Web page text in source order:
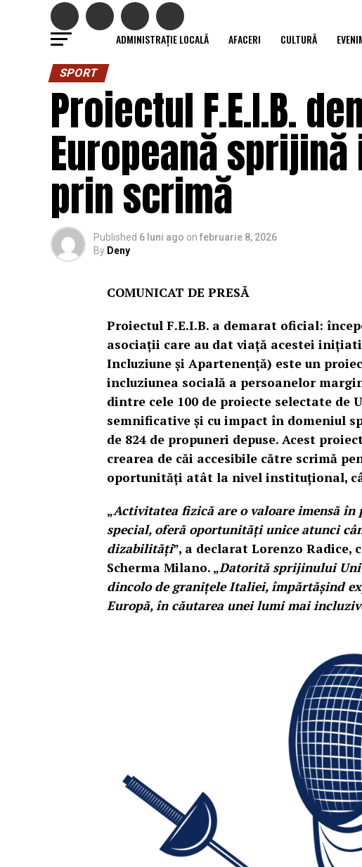
ADMINISTRAȚIE LOCALĂ AFACERI CULTURĂ
SPORT
Proiectul F.E.I.B.
Europeană
prin scrimă
Published 6 luni ago on februarie 8, 2026
By Deny
COMUNICAT DE PRESĂ
Proiectul F.E.I.B. a demarat oficial:
asociații care au dat viață acestei
Incluziune și Apartenență) este un
incluziunea socială a persoanelor
dintre cele 100 de proiecte selectate de
semnificative și cu impact în domeniul
de 824 de propuneri depuse. Acest
crearea de căi accesibile către scrimă
oportunități atât la nivel instituțional,
„Activitatea fizică are o valoare imensă
special, oferă oportunități unice atunci
dizabilități”, a declarat Lorenzo
Scherma Milano. „Datorită sprijinului
dincolo de granițele Italiei, împărtășind
Europă, în căutarea unei lumi mai